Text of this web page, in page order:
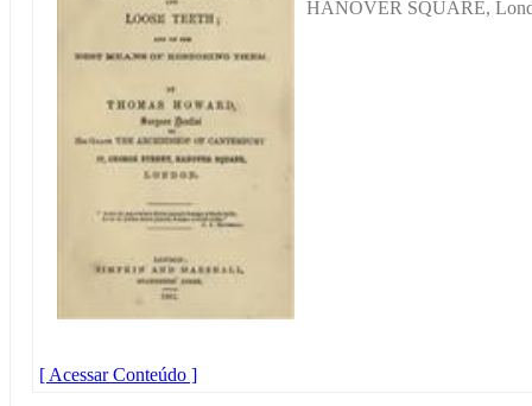
HANOVER SQUARE,
[ Acessar Conteúdo ]